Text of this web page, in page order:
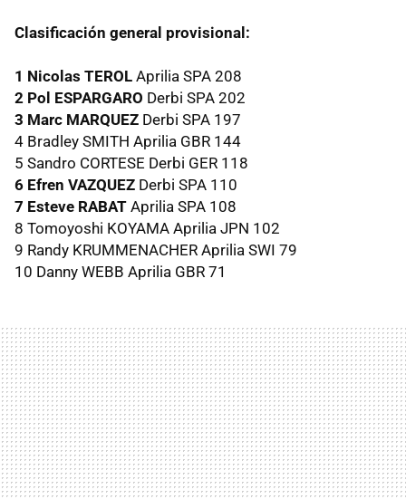
Clasificación general provisional:
1 Nicolas TEROL Aprilia SPA 208
2 Pol ESPARGARO Derbi SPA 202
3 Marc MARQUEZ Derbi SPA 197
4 Bradley SMITH Aprilia GBR 144
5 Sandro CORTESE Derbi GER 118
6 Efren VAZQUEZ Derbi SPA 110
7 Esteve RABAT Aprilia SPA 108
8 Tomoyoshi KOYAMA Aprilia JPN 102
9 Randy KRUMMENACHER Aprilia SWI 79
10 Danny WEBB Aprilia GBR 71